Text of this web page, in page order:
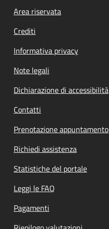
Footer menu
Area riservata
Crediti
Informativa privacy
Note legali
Dichiarazione di accessibilità
Contatti
Prenotazione appuntamento
Richiedi assistenza
Statistiche del portale
Leggi le FAQ
Pagamenti